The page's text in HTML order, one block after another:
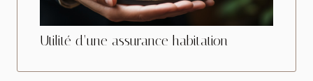
Utilité d’une assurance habitation